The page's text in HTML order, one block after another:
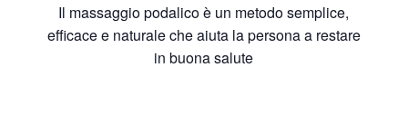
Il massaggio podalico è un metodo semplice,
efficace e naturale che aiuta la persona a restare
in buona salute